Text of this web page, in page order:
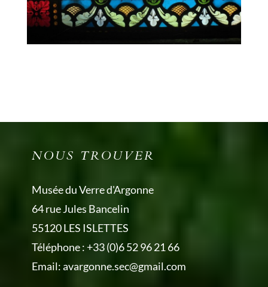
NOUS TROUVER
Musée du Verre d'Argonne
64 rue Jules Bancelin
55120 LES ISLETTES
Téléphone :+33 (0)6 52 96 21 66
Email:avargonne.sec@gmail.com